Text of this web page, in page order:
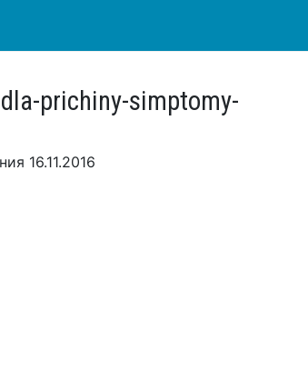
prichiny-simptomy-
16.11.2016